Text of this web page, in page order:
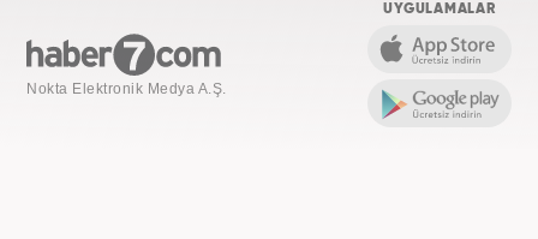
Nokta Elektronik Medya A.Ş.
UYGULAMALAR